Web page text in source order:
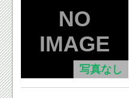
写真なし